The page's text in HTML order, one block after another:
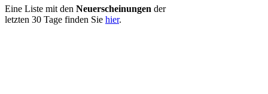
Eine Liste mit den Neuerscheinungen der
letzten 30 Tage finden Sie hier.